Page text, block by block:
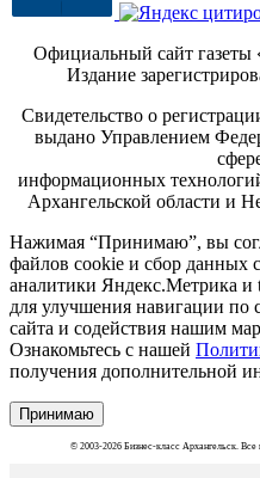
Официальный сайт
Издание
Свидетельство о
выдано Управлением
информационных
Архангельской области и
Нажимая “Принимаю”, вы
файлов cookie и сбор данных
аналитики Яндекс.Метрика и
для улучшения навигации по
сайта и содействия нашим
Ознакомьтесь с нашей
получения дополнительной
Принимаю
© 2003-2026 Бизнес-класс Архангельск.